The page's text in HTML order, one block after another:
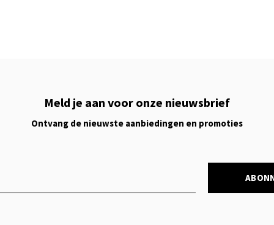
Meld je aan voor onze nieuwsbrief
Ontvang de nieuwste aanbiedingen en promoties